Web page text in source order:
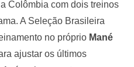
Colômbia com dois treinos
A Seleção Brasileira
no próprio Mané
ajustar os últimos